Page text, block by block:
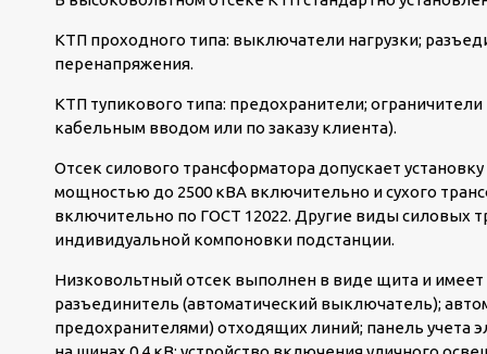
КТП проходного типа: выключатели нагрузки;
перенапряжения.
КТП тупикового типа: предохранители;
кабельным вводом или по заказу клиента).
Отсек силового трансформатора допускает
мощностью до 2500 кВА включительно и сухого
включительно по ГОСТ 12022. Другие виды силовых
индивидуальной компоновки подстанции.
Низковольтный отсек выполнен в виде щита и
разъединитель (автоматический выключатель);
предохранителями) отходящих линий; панель учета